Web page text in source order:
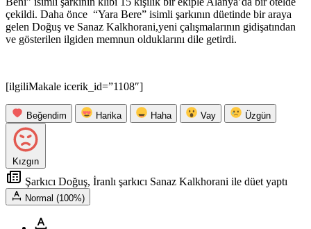
çekildi. Daha önce “Yara Bere” isimli şarkının düetinde bir araya
gelen Doğuş ve Sanaz Kalkhorani,yeni çalışmalarının gidişatından
ve gösterilen ilgiden memnun olduklarını dile getirdi.
[ilgiliMakale icerik_id=”1108″]
Beğendim Harika Haha Vay Üzgün
Kızgın
Şarkıcı Doğuş, İranlı şarkıcı Sanaz Kalkhorani ile düet yaptı
Normal (100%)